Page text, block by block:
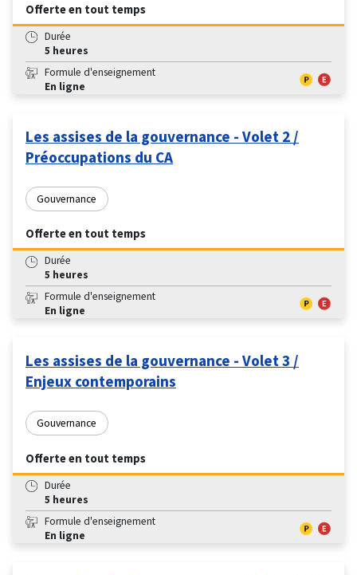
Offerte en tout temps
Durée
5 heures
Formule d'enseignement
En ligne
Les assises de la gouvernance - Volet 2 /
Préoccupations du CA
Gouvernance
Offerte en tout temps
Durée
5 heures
Formule d'enseignement
En ligne
Les assises de la gouvernance - Volet 3 /
Enjeux contemporains
Gouvernance
Offerte en tout temps
Durée
5 heures
Formule d'enseignement
En ligne